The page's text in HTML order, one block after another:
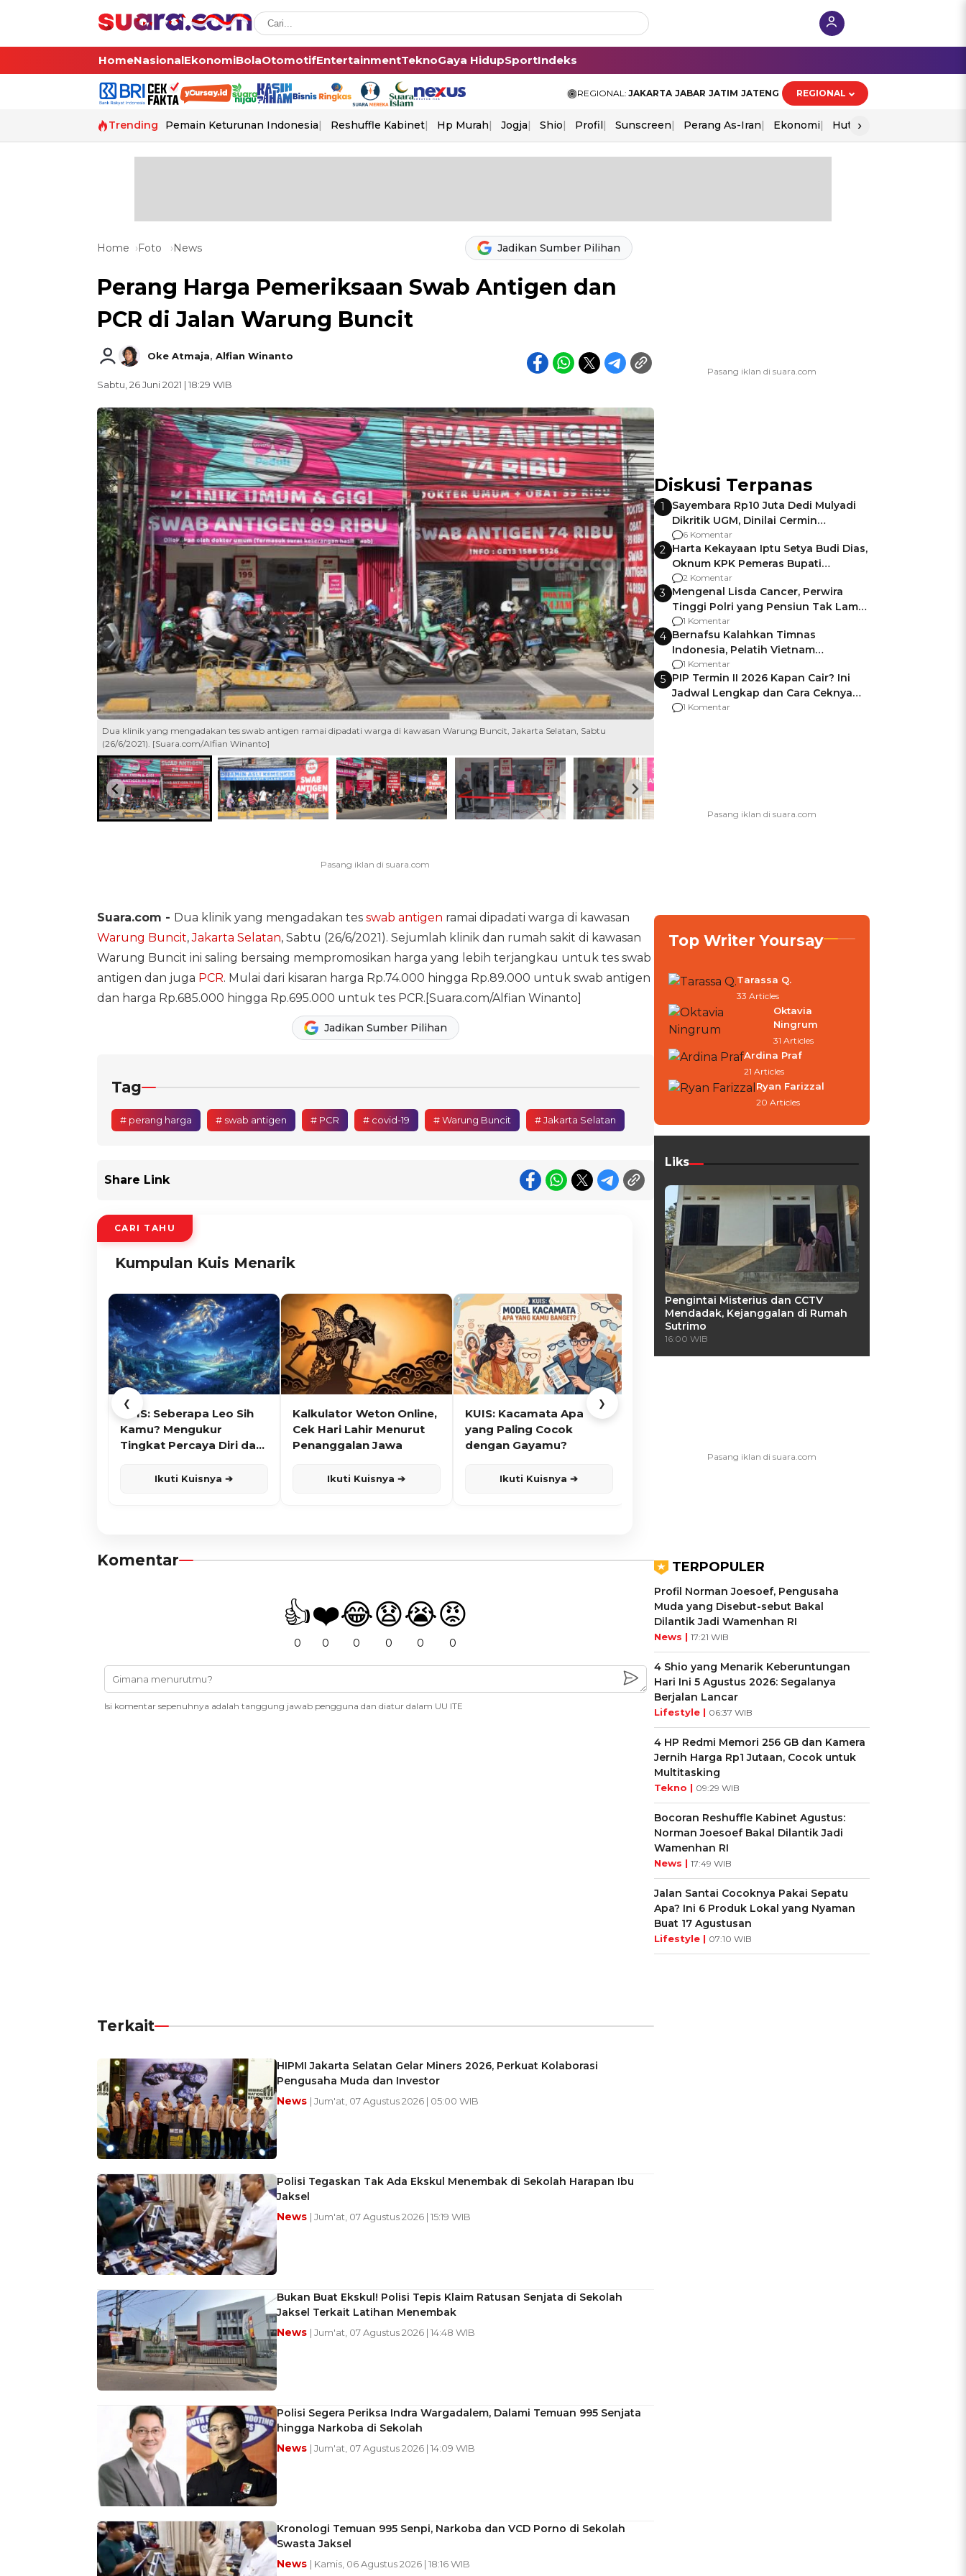
HomeNasionalEkonomiBolaOtomotifEntertainmentTeknoGaya HidupSportIndeks
REGIONAL: JAKARTA JABAR JATIM JATENG REGIONAL
Trending Pemain Keturunan Indonesia Reshuffle Kabinet Hp Murah Jogja Shio Profil Sunscreen Perang As-Iran Ekonomi Hut Ri
›
Home Foto News Jadikan Sumber Pilihan
Perang Harga Pemeriksaan Swab Antigen dan
PCR di Jalan Warung Buncit
Oke Atmaja, Alfian Winanto
Sabtu, 26 Juni 2021 | 18:29 WIB
Dua klinik yang mengadakan tes swab antigen ramai dipadati warga di kawasan Warung Buncit, Jakarta Selatan, Sabtu
(26/6/2021). [Suara.com/Alfian Winanto]
Suara.com - Dua klinik yang mengadakan tes swab antigen ramai dipadati warga di kawasan
Warung Buncit,Jakarta Selatan, Sabtu (26/6/2021). Sejumlah klinik dan rumah sakit di kawasan
Warung Buncit ini saling bersaing mempromosikan harga yang lebih terjangkau untuk tes swab
antigen dan juga PCR. Mulai dari kisaran harga Rp.74.000 hingga Rp.89.000 untuk swab antigen
dan harga Rp.685.000 hingga Rp.695.000 untuk tes PCR.[Suara.com/Alfian Winanto]
Jadikan Sumber Pilihan
Tag
# perang harga # swab antigen # PCR # covid-19 # Warung Buncit # Jakarta Selatan
Share Link
CARI TAHU
Kumpulan Kuis Menarik
❮
KUIS: Seberapa Leo Sih
Kamu? Mengukur
Tingkat Percaya Diri dan
Ikuti Kuisnya ➔
Kalkulator Weton Online,
Cek Hari Lahir Menurut
Penanggalan Jawa
Ikuti Kuisnya ➔
KUIS: Kacamata Apa
yang Paling Cocok
dengan Gayamu?
Ikuti Kuisnya ➔
❯
Komentar
👍
0
❤️
0
😂
0
😧
0
😭
0
😡
0
Isi komentar sepenuhnya adalah tanggung jawab pengguna dan diatur dalam UU ITE
Terkait
HIPMI Jakarta Selatan Gelar Miners 2026, Perkuat Kolaborasi
Pengusaha Muda dan Investor
News | Jum'at, 07 Agustus 2026 | 05:00 WIB
Polisi Tegaskan Tak Ada Ekskul Menembak di Sekolah Harapan Ibu
Jaksel
News | Jum'at, 07 Agustus 2026 | 15:19 WIB
Bukan Buat Ekskul! Polisi Tepis Klaim Ratusan Senjata di Sekolah
Jaksel Terkait Latihan Menembak
News | Jum'at, 07 Agustus 2026 | 14:48 WIB
Polisi Segera Periksa Indra Wargadalem, Dalami Temuan 995 Senjata
hingga Narkoba di Sekolah
News | Jum'at, 07 Agustus 2026 | 14:09 WIB
Kronologi Temuan 995 Senpi, Narkoba dan VCD Porno di Sekolah
Swasta Jaksel
News | Kamis, 06 Agustus 2026 | 18:16 WIB
Diskusi Terpanas
1
Sayembara Rp10 Juta Dedi Mulyadi
Dikritik UGM, Dinilai Cermin
Gagalnya Negara Jamin Keamanan
6 Komentar
2 Harta Kekayaan Iptu Setya Budi Dias,
Oknum KPK Pemeras Bupati
Pemalang
2 Komentar
3 Mengenal Lisda Cancer, Perwira
Tinggi Polri yang Pensiun Tak Lama
Usai Jadi Brigjen
1 Komentar
4 Bernafsu Kalahkan Timnas
Indonesia, Pelatih Vietnam
Berencana Pakai Jimat di Pakansari
1 Komentar
5 PIP Termin II 2026 Kapan Cair? Ini
Jadwal Lengkap dan Cara Ceknya
agar Dana Tidak Hangus!
1 Komentar
Top Writer Yoursay
Tarassa Q.
33 Articles
Oktavia
Ningrum
31 Articles
Ardina Praf
21 Articles
Ryan Farizzal
20 Articles
Liks
Pengintai Misterius dan CCTV
Mendadak, Kejanggalan di Rumah
Sutrimo
16:00 WIB
TERPOPULER
Profil Norman Joesoef, Pengusaha
Muda yang Disebut-sebut Bakal
Dilantik Jadi Wamenhan RI
News | 17:21 WIB
4 Shio yang Menarik Keberuntungan
Hari Ini 5 Agustus 2026: Segalanya
Berjalan Lancar
Lifestyle | 06:37 WIB
4 HP Redmi Memori 256 GB dan Kamera
Jernih Harga Rp1 Jutaan, Cocok untuk
Multitasking
Tekno | 09:29 WIB
Bocoran Reshuffle Kabinet Agustus:
Norman Joesoef Bakal Dilantik Jadi
Wamenhan RI
News | 17:49 WIB
Jalan Santai Cocoknya Pakai Sepatu
Apa? Ini 6 Produk Lokal yang Nyaman
Buat 17 Agustusan
Lifestyle | 07:10 WIB